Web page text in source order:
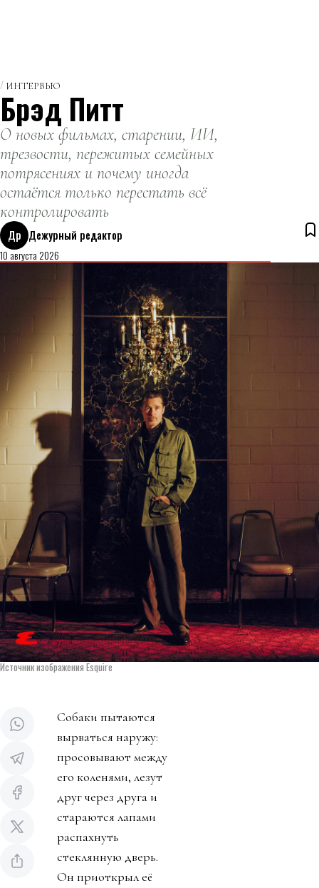
ИНТЕРВЬЮ
Брэд Питт
О новых фильмах, старении, ИИ,
трезвости, пережитых семейных
потрясениях и почему иногда
остаётся только перестать всё
контролировать
Др Дежурный редактор
10 августа 2026
Источник изображения Esquire
Собаки пытаются
вырваться наружу:
просовывают между
его коленями, лезут
друг через друга и
стараются лапами
распахнуть
стеклянную дверь.
Он приоткрыл её